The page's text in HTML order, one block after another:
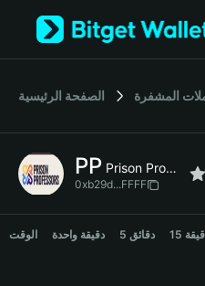
Tiếng Việt
Español (Latinoamérica)
Français
Deutsch
繁體中文
الصفحة الرئيسية المشفرة
PP Prison Professors
0xb29d...FFFF
PP Price Chart
الوقت دقيقة واحدة 5 دقائق دقيقة